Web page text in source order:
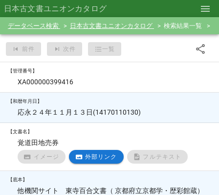
日本古文書ユニオンカタログ
データベース検索 日本古文書ユニオンカタログ 検索結果一覧
前件 次件 一覧
【管理番号】
XA000000399416
【和暦年月日】
応永２４年１１月１３日(14170110130)
【文書名】
覚道田地売券
イメージ 外部リンク フルテキスト
【底本】
他機関サイト 東寺百合文書（ 京都府立京都学・歴彩館蔵）